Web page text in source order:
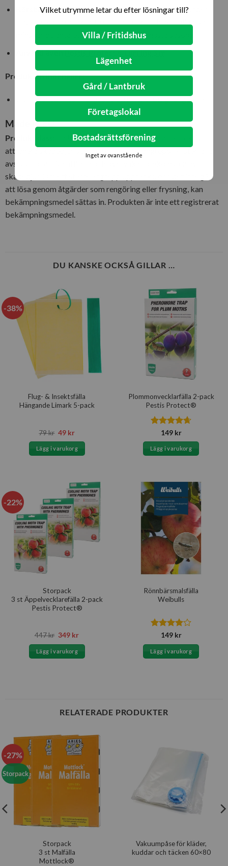
Körsbärsflugan övervintrarsom puppor i jorden under
minskar du antalet puppor som kläcks nästa säsong.
Använd ävenPestis Protect® Limring 5 m
Produkten innehåller:
2 st fällor som kan hängas i träd med klibbig fångstyta.
Made in EU
Produktklass:
Fällan är särskilt utformad för att effektivt
attrahera skadedjur och snabbt avslöja angrepp. Klisterfälla
avsedd för att identifiera och övervaka förekomsten av
skadedjur. Om ett större angrepp upptäcks, och det inte går
att lösa genom åtgärder som rengöring eller frysning, kan
bekämpningsmedel sättas in. Produkten är inte ett registrerat
bekämpningsmedel.
DU KANSKE OCKSÅ GILLAR …
-38%
Flug- & Insektsfälla
Hängande Limark 5-pack
79kr Det
priset
var:
79 kr.
49 krDet
priset
är:
49 kr.
Lägg i varukorg
Plommonvecklarfälla 2-pack
Pestis Protect®
Betygsatt
4.67av 5
149 kr
Lägg i varukorg
-22%
Storpack
3 st Äppelvecklarefälla 2-pack
Pestis Protect®
447kr Det
priset
var:
447 kr.
349 krDet
priset
är:
349 kr.
Lägg i varukorg
Rönnbärsmalsfälla
Weibulls
Betygsatt
4av 5
149 kr
Lägg i varukorg
RELATERADE PRODUKTER
-27%
Storpack
Storpack
3 st Malfälla
Mottlock®
Vakuumpåse för kläder,
kuddar och täcken 60×80
Vilket utrymme letar du efter lösningar till?
Villa / Fritidshus
Lägenhet
Gård / Lantbruk
Företagslokal
Bostadsrättsförening
Inget av ovanstående